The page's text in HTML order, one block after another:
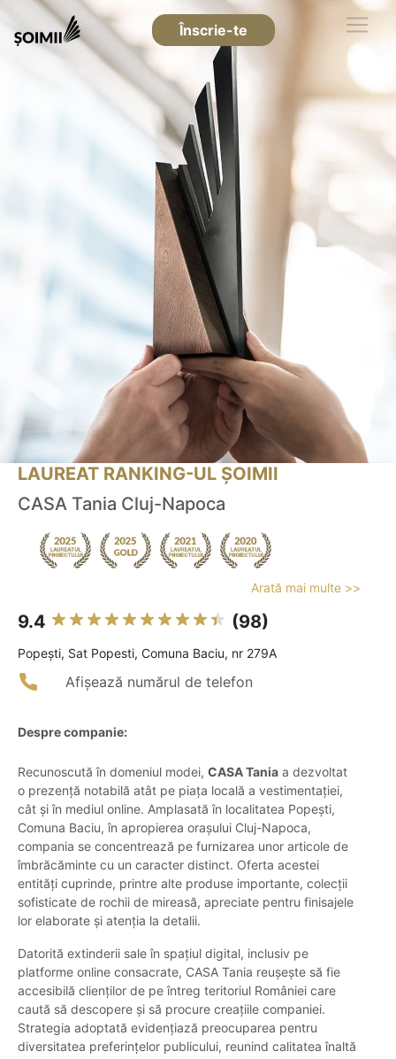
Înscrie-te
LAUREAT RANKING-UL ȘOIMII
CASA Tania Cluj-Napoca
Arată mai multe >>
9.4 (98)
Popeşti, Sat Popesti, Comuna Baciu, nr 279A
Afișează numărul de telefon
Despre companie:
Recunoscută în domeniul modei, CASA Tania a dezvoltat
o prezență notabilă atât pe piața locală a vestimentației,
cât și în mediul online. Amplasată în localitatea Popești,
Comuna Baciu, în apropierea orașului Cluj-Napoca,
compania se concentrează pe furnizarea unor articole de
îmbrăcăminte cu un caracter distinct. Oferta acestei
entități cuprinde, printre alte produse importante, colecții
sofisticate de rochii de mireasă, apreciate pentru finisajele
lor elaborate și atenția la detalii.
Datorită extinderii sale în spațiul digital, inclusiv pe
platforme online consacrate, CASA Tania reușește să fie
accesibilă clienților de pe întreg teritoriul României care
caută să descopere și să procure creațiile companiei.
Strategia adoptată evidențiază preocuparea pentru
diversitatea preferințelor publicului, reunind calitatea înaltă